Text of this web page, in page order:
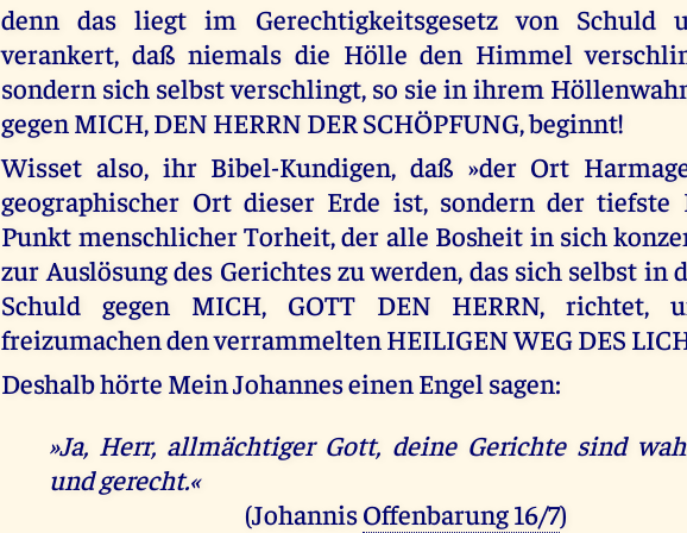
denn das liegt im Gerechtigkeitsgesetz von Schuld
verankert, daß niemals die Hölle den Himmel
sondern sich selbst verschlingt, so sie in ihrem
gegen MICH, DEN HERRN DER SCHÖPFUNG, beginnt!
Wisset also, ihr Bibel-Kundigen, daß »der Ort
geographischer Ort dieser Erde ist, sondern der tiefste
Punkt menschlicher Torheit, der alle Bosheit in sich
zur Auslösung des Gerichtes zu werden, das sich selbst in
Schuld gegen MICH, GOTT DEN HERRN, richtet,
freizumachen den verrammelten HEILIGEN WEG DES
Deshalb hörte Mein Johannes einen Engel sagen:
»Ja, Herr, allmächtiger Gott, deine Gerichte sind
und gerecht.«
(JohannisOffenbarung 16/7)